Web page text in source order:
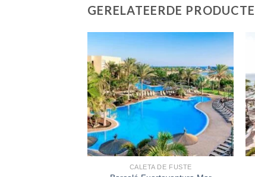
GERELATEERDE
CALETA DE FUSTE